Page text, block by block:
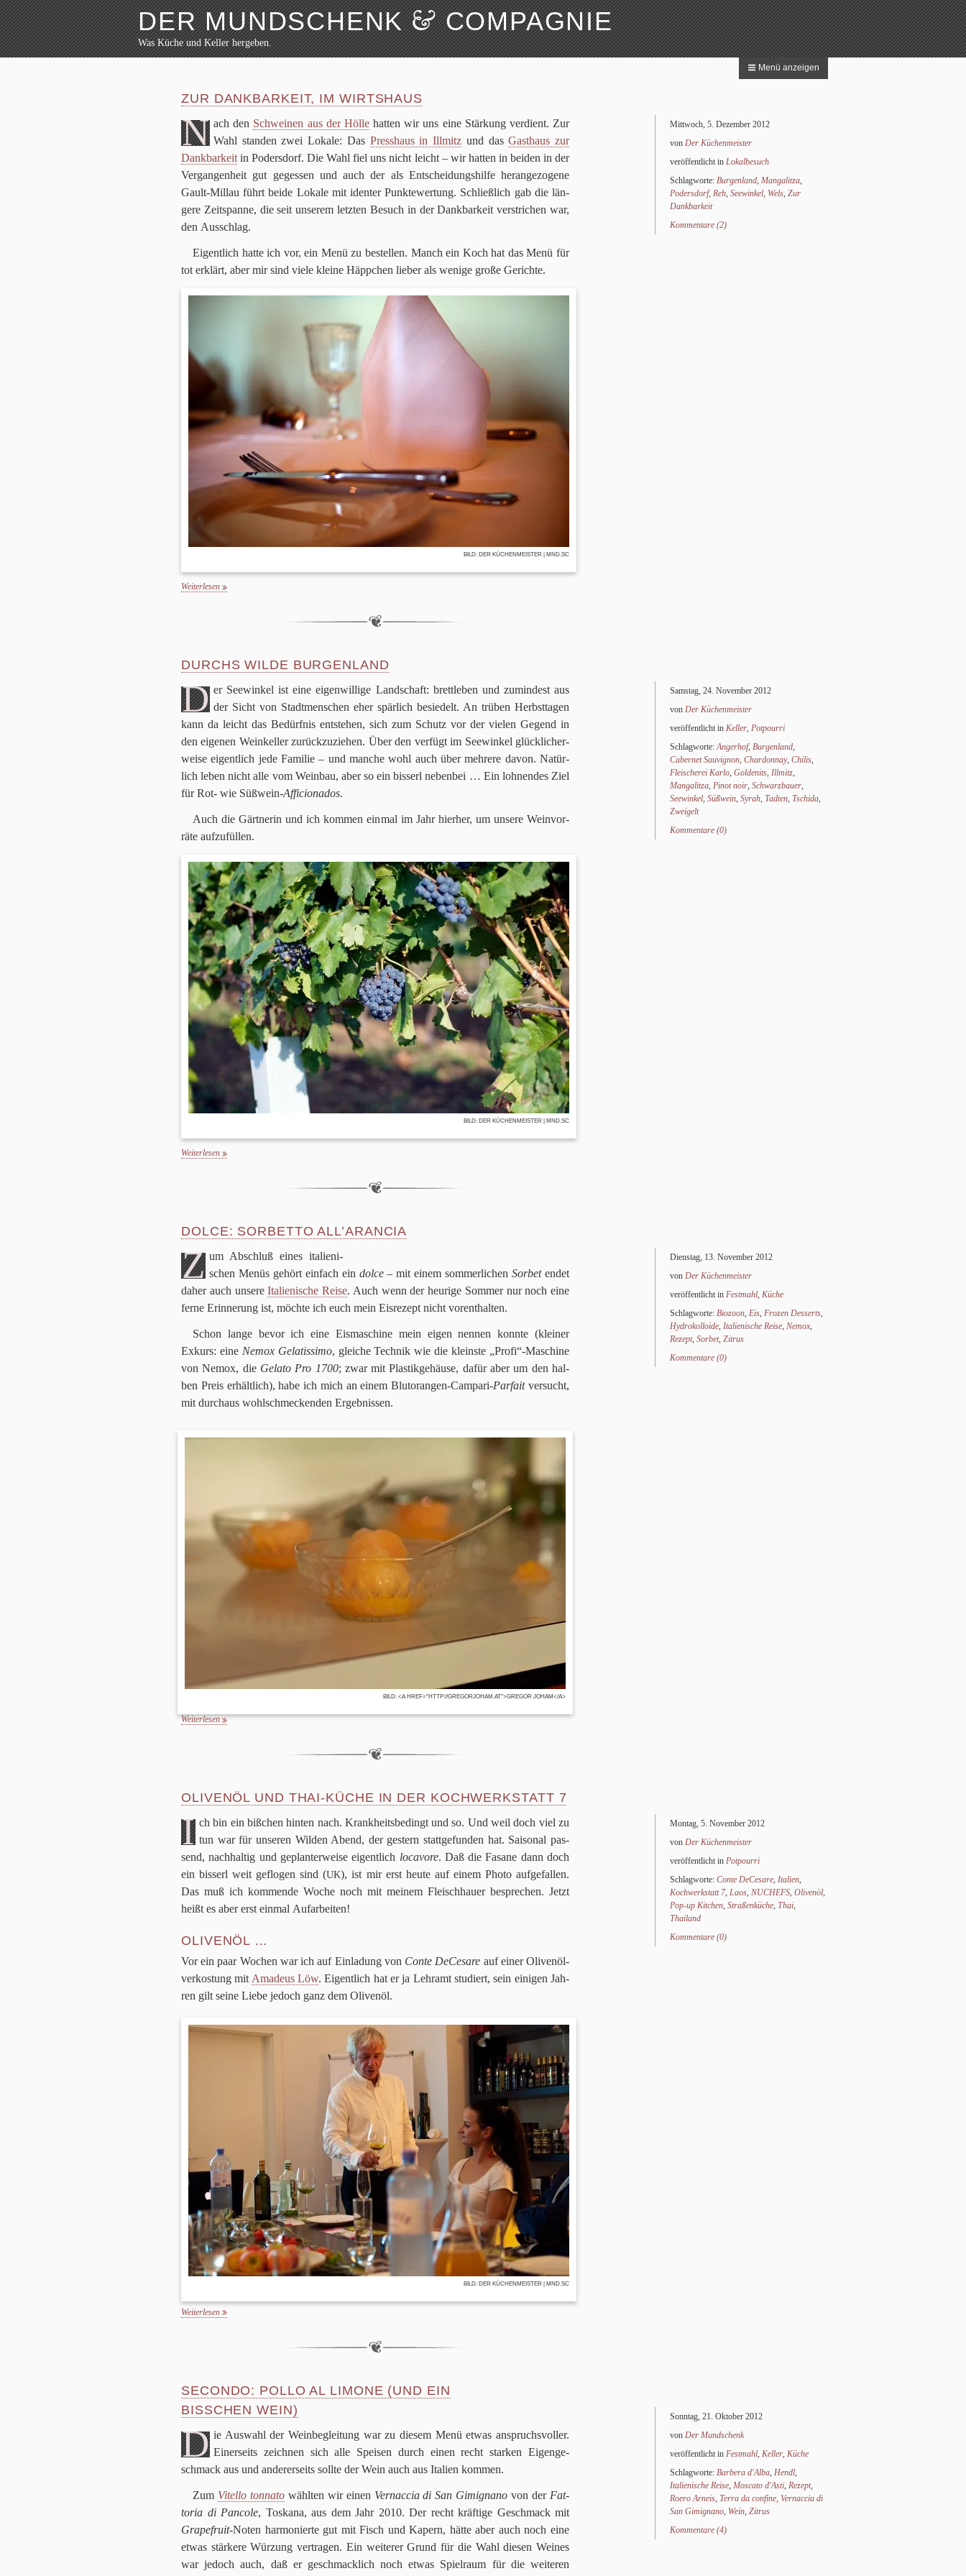
DER MUNDSCHENK&COMPAGNIE
Was Küche und Keller hergeben.
Weiter zum Inhalt
Festmahl
Keller
Lokalbesuch
Markttag
Hortikultur
Werkzeug
Schaustücke
Potpourri
Menü anzeigen
ZUR DANKBARKEIT, IM WIRTSHAUS
N ach den Schwei­nen aus der Höllehat­ten wir uns eine Stär­kung ver­dient. Zur
Wahl stan­den zwei Lokale: Das Press­haus in Ill­mitz und dasGast­haus zur
Dank­bar­keit in Poders­dorf. Die Wahl fiel uns nicht leicht – wir hat­ten in bei­den in der
Ver­gan­gen­heit gut geges­sen und auch der als Ent­schei­dungs­hilfe her­an­ge­zo­gene
Gault-Mil­lau führt beide Lokale mit iden­ter Punk­te­wer­tung. Schließ­lich gab die län­
gere Zeit­spanne, die seit unse­rem letz­ten Besuch in der Dank­bar­keit ver­stri­chen war,
den Ausschlag.
Eigent­lich hatte ich vor, ein Menü zu bestel­len. Manch ein Koch hat das Menü für
tot erklärt, aber mir sind viele kleine Häpp­chen lie­ber als wenige große Gerichte.
BILD: DER KÜCHENMEISTER | MND.SC
Weiterlesen
Mittwoch, 5. Dezember 2012
von Der Küchenmeister
veröffentlicht in Lokalbesuch
Schlagworte: Burgenland, Mangalitza,
Podersdorf, Reh, Seewinkel, Wels, Zur
Dankbarkeit
Kommentare (2)
DURCHS WILDE BURGENLAND
D er See­win­kel ist eine eigen­wil­lige Land­schaft: brett­le­ben und zumin­dest aus
der Sicht von Stadt­men­schen eher spär­lich besie­delt. An trü­ben Herbst­ta­gen
kann da leicht das Bedürf­nis ent­ste­hen, sich zum Schutz vor der vie­len Gegend in
den eige­nen Wein­kel­ler zurück­zu­zie­hen. Über den ver­fügt im See­win­kel glück­li­cher­
weise eigent­lich jede Fami­lie – und man­che wohl auch über meh­rere davon. Natür­
lich leben nicht alle vom Wein­bau, aber so ein bis­serl neben­bei … Ein loh­nen­des Ziel
für Rot- wie Süß­wein-Affi­ci­o­na­dos.
Auch die Gärtnerin und ich kom­men ein­mal im Jahr hier­her, um unsere Wein­vor­
räte auf­zu­fül­len.
BILD: DER KÜCHENMEISTER | MND.SC
Weiterlesen
Samstag, 24. November 2012
von Der Küchenmeister
veröffentlicht in Keller, Potpourri
Schlagworte:Angerhof, Burgenland,
Cabernet Sauvignon, Chardonnay, Chilis,
Fleischerei Karlo, Goldenits, Illmitz,
Mangalitza, Pinot noir, Schwarzbauer,
Seewinkel, Süßwein, Syrah, Tadten, Tschida,
Zweigelt
Kommentare (0)
DOLCE: SORBETTO ALL’ARANCIA
Z um Abschluß eines ita­lie­ni­
schen Menüs gehört ein­fach ein dolce– mit einem som­mer­li­chenSor­betendet
daher auch unsereIta­lie­ni­sche Reise. Auch wenn der heu­rige Som­mer nur noch eine
ferne Erin­ne­rung ist, möchte ich euch mein Eis­re­zept nicht vorenthalten.
Schon lange bevor ich eine Eis­ma­schine mein eigen nen­nen konnte (klei­ner
Exkurs: eine Nemox Gela­tis­simo, glei­che Tech­nik wie die klein­ste „Profi“-Maschine
von Nemox, die Gelato Pro 1700; zwar mit Pla­stik­ge­häuse, dafür aber um den hal­
ben Preis erhält­lich), habe ich mich an einem Blut­oran­gen-Cam­pari-Par­faitver­sucht,
mit durch­aus wohl­schmecken­den Ergeb­nis­sen.
BILD: <A HREF="HTTP://GREGORJOHAM.AT">GREGOR JOHAM</A>
Weiterlesen
Dienstag, 13. November 2012
von Der Küchenmeister
veröffentlicht in Festmahl, Küche
Schlagworte: Biozoon, Eis, Frozen Desserts,
Hydrokolloide, Italienische Reise, Nemox,
Rezept, Sorbet, Zitrus
Kommentare (0)
OLIVENÖL UND THAI-KÜCHE IN DER KOCHWERKSTATT 7
I ch bin ein biß­chen hin­ten nach. Krank­heits­be­dingt und so. Und weil doch viel zu
tun war für unse­ren Wil­den Abend, der gestern statt­ge­fun­den hat. Sai­so­nal pas­
send, nach­hal­tig und geplan­ter­weise eigent­lich loca­vore. Daß die Fasane dann doch
ein bis­serl weit geflo­gen sind (UK), ist mir erst heute auf einem Photo auf­ge­fal­len.
Das muß ich kom­mende Woche noch mit mei­nem Fleisch­hauer bespre­chen. Jetzt
heißt es aber erst ein­mal Aufarbeiten!
OLIVENÖL …
Vor ein paar Wochen war ich auf Ein­la­dung von Conte DeCe­sare auf einer Oli­ven­öl­
ver­ko­stung mit Ama­deus Löw. Eigent­lich hat er ja Lehr­amt stu­diert, sein eini­gen Jah­
ren gilt seine Liebe jedoch ganz dem Oli­venöl.
BILD: DER KÜCHENMEISTER | MND.SC
Weiterlesen
Montag, 5. November 2012
von Der Küchenmeister
veröffentlicht in Potpourri
Schlagworte: Conte DeCesare, Italien,
Kochwerkstatt 7, Laos, NUCHEFS, Olivenöl,
Pop-up Kitchen, Straßenküche, Thai,
Thailand
Kommentare (0)
SECONDO: POLLO AL LIMONE (UND EIN
BISSCHEN WEIN)
D ie Aus­wahl der Wein­be­glei­tung war zu die­sem Menü etwas anspruchs­vol­ler.
Einer­seits zeich­nen sich alle Spei­sen durch einen recht star­ken Eigen­ge­
schmack aus und ande­rer­seits sollte der Wein auch aus Ita­lien kommen.
Zum Vitello ton­n­atowähl­ten wir einen Vernac­cia di San Gimignano von der Fat­
to­ria di Pan­cole, Tos­kana, aus dem Jahr 2010. Der recht kräf­tige Geschmack mit
Grape­fruit-Noten har­mo­nierte gut mit Fisch und Kapern, hätte aber auch noch eine
etwas stär­kere Wür­zung ver­tra­gen. Ein wei­te­rer Grund für die Wahl die­sen Wei­nes
war jedoch auch, daß er geschmack­lich noch etwas Spiel­raum für die wei­te­ren
Sonntag, 21. Oktober 2012
von Der Mundschenk
veröffentlicht in Festmahl Keller Küche
Schlagworte: Barbera d'Alba Hendl
Italienische Reise Moscato d'Asti Rezept,
Roero Arneis Terra da confine Vernaccia di
San Gimignano Wein Zitrus
Kommentare (4)